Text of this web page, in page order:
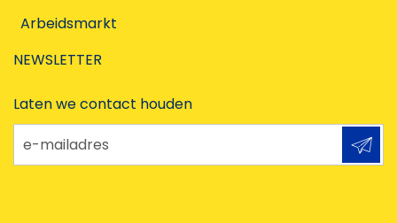
Arbeidsmarkt
NEWSLETTER
Laten we contact houden
e-mailadres